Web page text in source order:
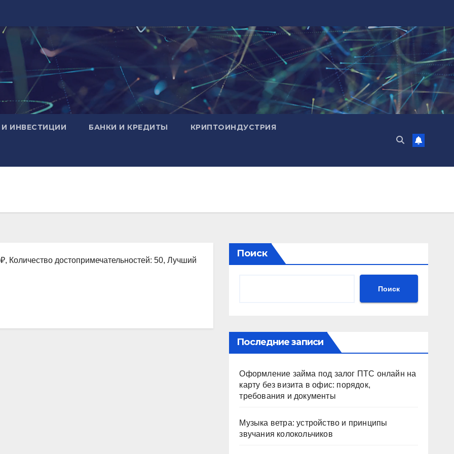
И ИНВЕСТИЦИИ БАНКИ И КРЕДИТЫ КРИПТОИНДУСТРИЯ
Количество достопримечательностей: 50, Лучший
Поиск
Поиск
Последние записи
Оформление займа под залог ПТС онлайн на
карту без визита в офис: порядок,
требования и документы
Музыка ветра: устройство и принципы
звучания колокольчиков